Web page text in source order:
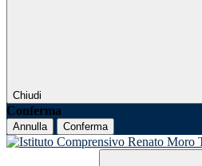
Chiudi
Conferma
Annulla Conferma